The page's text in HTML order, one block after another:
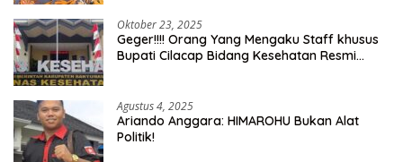
Oktober 23, 2025
Geger!!!! Orang Yang Mengaku Staff khusus
Bupati Cilacap Bidang Kesehatan Resmi
Agustus 4, 2025
Ariando Anggara: HIMAROHU Bukan Alat
Politik!